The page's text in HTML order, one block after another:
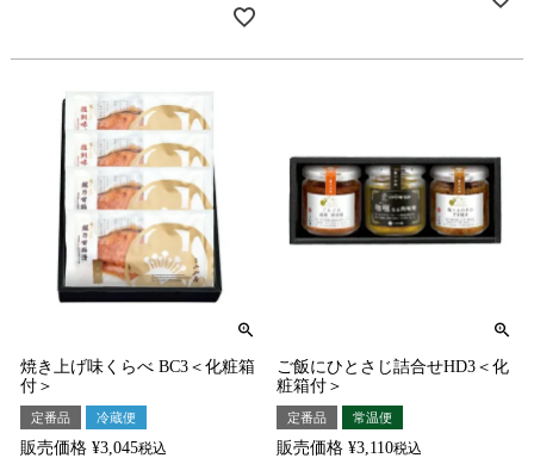
焼き上げ味くらべ BC3＜化粧箱
付＞
定番品 冷蔵便
販売価格 ¥3,045税込
ご飯にひとさじ詰合せHD3＜化
粧箱付＞
定番品 常温便
販売価格 ¥3,110税込